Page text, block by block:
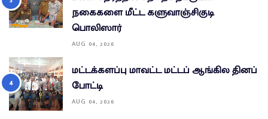
நகைகளை மீட்ட களுவாஞ்சிகுடி
பொலிஸார்
AUG 04, 2026
மட்டக்களப்பு மாவட்ட மட்டப் ஆங்கில தினப்
போட்டி
AUG 04, 2026